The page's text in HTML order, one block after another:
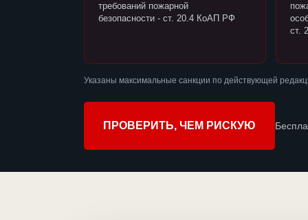
требований пожарной
безопасности - ст. 20.4 КоАП РФ
ст.
Указаны максимальные санкции по действующей
ПРОВЕРИТЬ, ЧЕМ РИСКУЮ